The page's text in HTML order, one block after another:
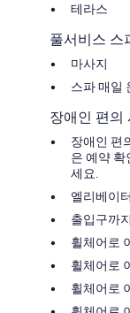
테라스
풀서비스 스
마사지
스파 매일
장애인 편의
장애인 편
은 예약
세요.
엘리베이
출입구까
휠체어로
휠체어로
휠체어로